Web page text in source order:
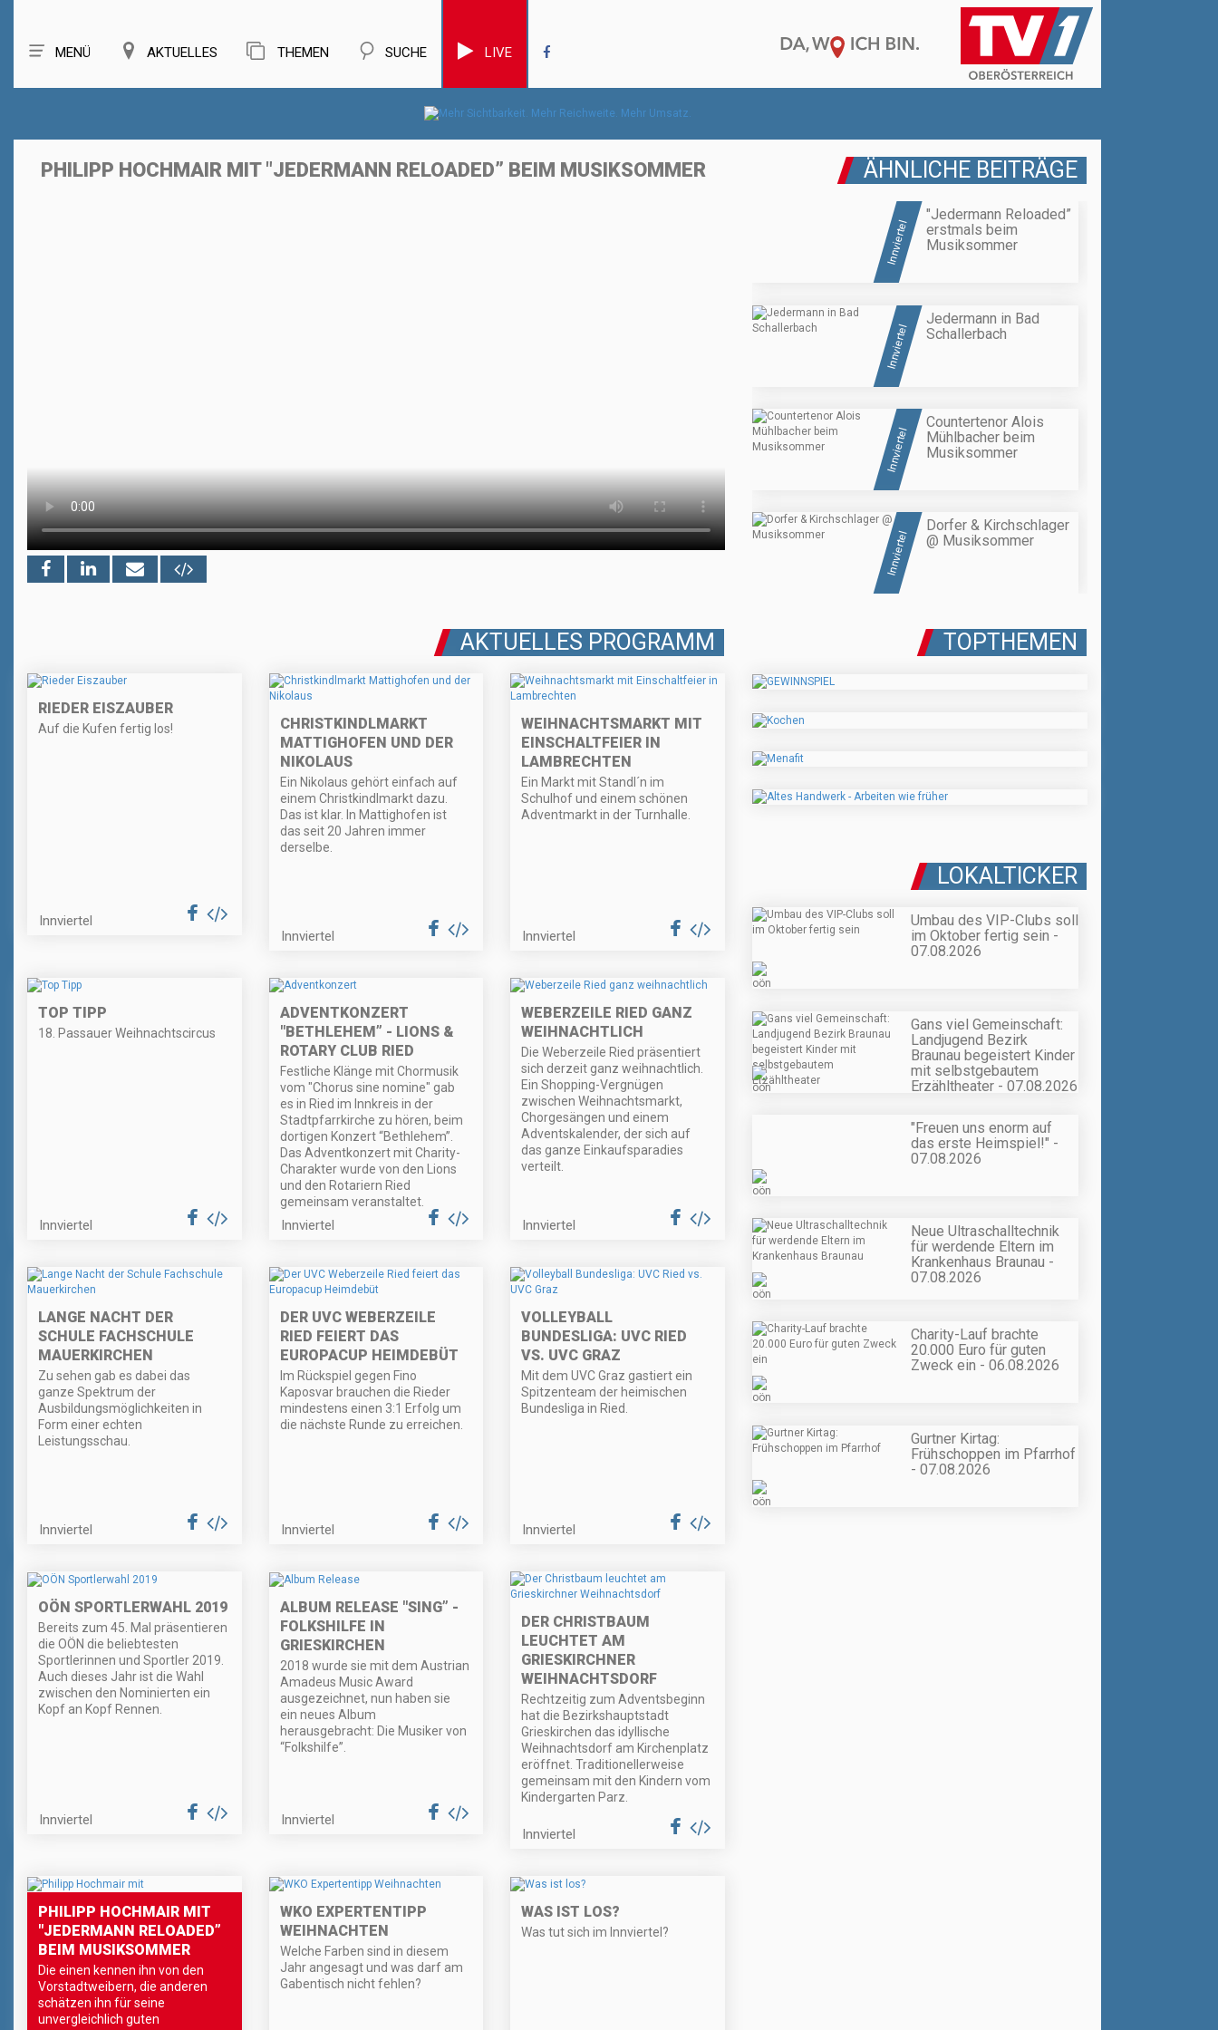
MENÜ AKTUELLES THEMEN SUCHE LIVE
PHILIPP HOCHMAIR MIT "JEDERMANN RELOADED” BEIM MUSIKSOMMER ÄHNLICHE BEITRÄGE
Innviertel
"Jedermann Reloaded”
erstmals beim
Musiksommer
Innviertel
Jedermann in Bad
Schallerbach
Innviertel
Countertenor Alois
Mühlbacher beim
Musiksommer
Innviertel
Dorfer & Kirchschlager
@ Musiksommer
AKTUELLES PROGRAMM
RIEDER EISZAUBER
Auf die Kufen fertig los!
Innviertel
CHRISTKINDLMARKT
MATTIGHOFEN UND DER
NIKOLAUS
Ein Nikolaus gehört einfach auf
einem Christkindlmarkt dazu.
Das ist klar. In Mattighofen ist
das seit 20 Jahren immer
derselbe.
Innviertel
WEIHNACHTSMARKT MIT
EINSCHALTFEIER IN
LAMBRECHTEN
Ein Markt mit Standl´n im
Schulhof und einem schönen
Adventmarkt in der Turnhalle.
Innviertel
TOP TIPP
18. Passauer Weihnachtscircus
Innviertel
ADVENTKONZERT
"BETHLEHEM” - LIONS &
ROTARY CLUB RIED
Festliche Klänge mit Chormusik
vom "Chorus sine nomine" gab
es in Ried im Innkreis in der
Stadtpfarrkirche zu hören, beim
dortigen Konzert “Bethlehem”.
Das Adventkonzert mit Charity-
Charakter wurde von den Lions
und den Rotariern Ried
gemeinsam veranstaltet.
Innviertel
WEBERZEILE RIED GANZ
WEIHNACHTLICH
Die Weberzeile Ried präsentiert
sich derzeit ganz weihnachtlich.
Ein Shopping-Vergnügen
zwischen Weihnachtsmarkt,
Chorgesängen und einem
Adventskalender, der sich auf
das ganze Einkaufsparadies
verteilt.
Innviertel
LANGE NACHT DER
SCHULE FACHSCHULE
MAUERKIRCHEN
Zu sehen gab es dabei das
ganze Spektrum der
Ausbildungsmöglichkeiten in
Form einer echten
Leistungsschau.
Innviertel
DER UVC WEBERZEILE
RIED FEIERT DAS
EUROPACUP HEIMDEBÜT
Im Rückspiel gegen Fino
Kaposvar brauchen die Rieder
mindestens einen 3:1 Erfolg um
die nächste Runde zu erreichen.
Innviertel
VOLLEYBALL
BUNDESLIGA: UVC RIED
VS. UVC GRAZ
Mit dem UVC Graz gastiert ein
Spitzenteam der heimischen
Bundesliga in Ried.
Innviertel
OÖN SPORTLERWAHL 2019
Bereits zum 45. Mal präsentieren
die OÖN die beliebtesten
Sportlerinnen und Sportler 2019.
Auch dieses Jahr ist die Wahl
zwischen den Nominierten ein
Kopf an Kopf Rennen.
Innviertel
ALBUM RELEASE "SING” -
FOLKSHILFE IN
GRIESKIRCHEN
2018 wurde sie mit dem Austrian
Amadeus Music Award
ausgezeichnet, nun haben sie
ein neues Album
herausgebracht: Die Musiker von
“Folkshilfe”.
Innviertel
DER CHRISTBAUM
LEUCHTET AM
GRIESKIRCHNER
WEIHNACHTSDORF
Rechtzeitig zum Adventsbeginn
hat die Bezirkshauptstadt
Grieskirchen das idyllische
Weihnachtsdorf am Kirchenplatz
eröffnet. Traditionellerweise
gemeinsam mit den Kindern vom
Kindergarten Parz.
Innviertel
PHILIPP HOCHMAIR MIT
"JEDERMANN RELOADED”
BEIM MUSIKSOMMER
Die einen kennen ihn von den
Vorstadtweibern, die anderen
schätzen ihn für seine
unvergleichlich guten
WKO EXPERTENTIPP
WEIHNACHTEN
Welche Farben sind in diesem
Jahr angesagt und was darf am
Gabentisch nicht fehlen?
WAS IST LOS?
Was tut sich im Innviertel?
TOPTHEMEN
LOKALTICKER
Umbau des VIP-Clubs soll
im Oktober fertig sein -
07.08.2026
Gans viel Gemeinschaft:
Landjugend Bezirk
Braunau begeistert Kinder
mit selbstgebautem
Erzähltheater - 07.08.2026
"Freuen uns enorm auf
das erste Heimspiel!" -
07.08.2026
Neue Ultraschalltechnik
für werdende Eltern im
Krankenhaus Braunau -
07.08.2026
Charity-Lauf brachte
20.000 Euro für guten
Zweck ein - 06.08.2026
Gurtner Kirtag:
Frühschoppen im Pfarrhof
- 07.08.2026